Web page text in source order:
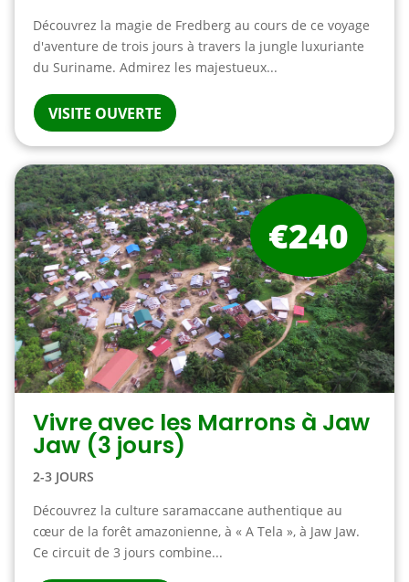
Découvrez la magie de Fredberg au cours de ce voyage
d'aventure de trois jours à travers la jungle luxuriante
du Suriname. Admirez les majestueux...
VISITE OUVERTE
Vivre avec les Marrons à Jaw
Jaw (3 jours)
2-3 JOURS
Découvrez la culture saramaccane authentique au
cœur de la forêt amazonienne, à « A Tela », à Jaw Jaw.
Ce circuit de 3 jours combine...
€240